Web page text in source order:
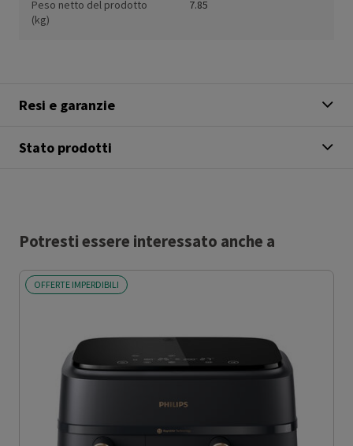
Peso netto del prodotto
(kg)
7.85
Resi e garanzie
Stato prodotti
Potresti essere interessato anche a
OFFERTE IMPERDIBILI